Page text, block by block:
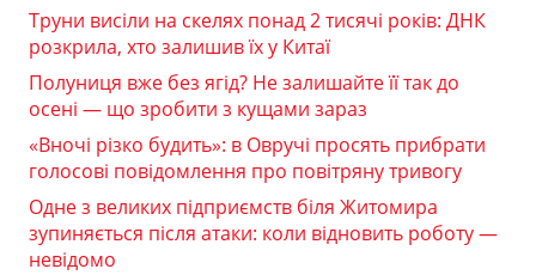
Труни висіли на скелях понад 2 тисячі років: ДНК
розкрила, хто залишив їх у Китаї
Полуниця вже без ягід? Не залишайте її так до
осені — що зробити з кущами зараз
«Вночі різко будить»: в Овручі просять прибрати
голосові повідомлення про повітряну тривогу
Одне з великих підприємств біля Житомира
зупиняється після атаки: коли відновить роботу —
невідомо